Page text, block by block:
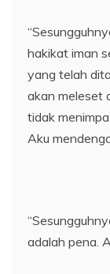
hakikat iman
yang telah
akan meleset
tidak
adalah pena.